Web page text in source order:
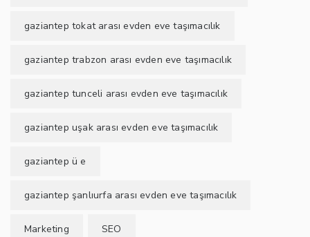
gaziantep tokat arası evden eve taşımacılık
gaziantep trabzon arası evden eve taşımacılık
gaziantep tunceli arası evden eve taşımacılık
gaziantep uşak arası evden eve taşımacılık
gaziantep ü e
gaziantep şanlıurfa arası evden eve taşımacılık
Marketing SEO